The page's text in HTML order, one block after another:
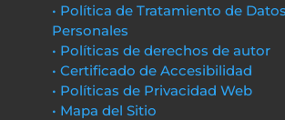
• Política de Tratamiento de Datos
Personales
• Políticas de derechos de autor
• Certificado de Accesibilidad
• Políticas de Privacidad Web
• Mapa del Sitio